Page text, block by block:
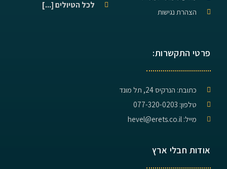
הצהרת נגישות
לכל הטיולים [...]
פרטי התקשרות:
כתובת: הנרקיס 24, תל מונד
טלפון: 077-320-0203
מייל: hevel@erets.co.il
אודות חבלי ארץ